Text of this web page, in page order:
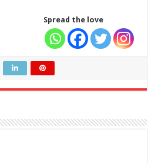
Spread the love